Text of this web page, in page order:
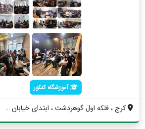
آموزشگاه کنکور
کرج ، فلکه اول گوهردشت ، ابتدای خیابان د...